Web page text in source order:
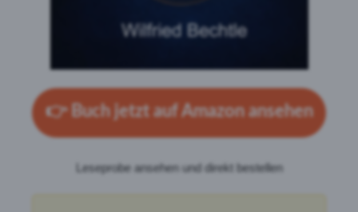
👉 Buch jetzt auf Amazon ansehen
Leseprobe ansehen und direkt bestellen